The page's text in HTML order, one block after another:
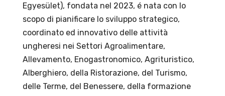
Egyesület), fondata nel 2023, é nata con lo
scopo di pianificare lo sviluppo strategico,
coordinato ed innovativo delle attività
ungheresi nei Settori Agroalimentare,
Allevamento, Enogastronomico, Agrituristico,
Alberghiero, della Ristorazione, del Turismo,
delle Terme, del Benessere, della formazione